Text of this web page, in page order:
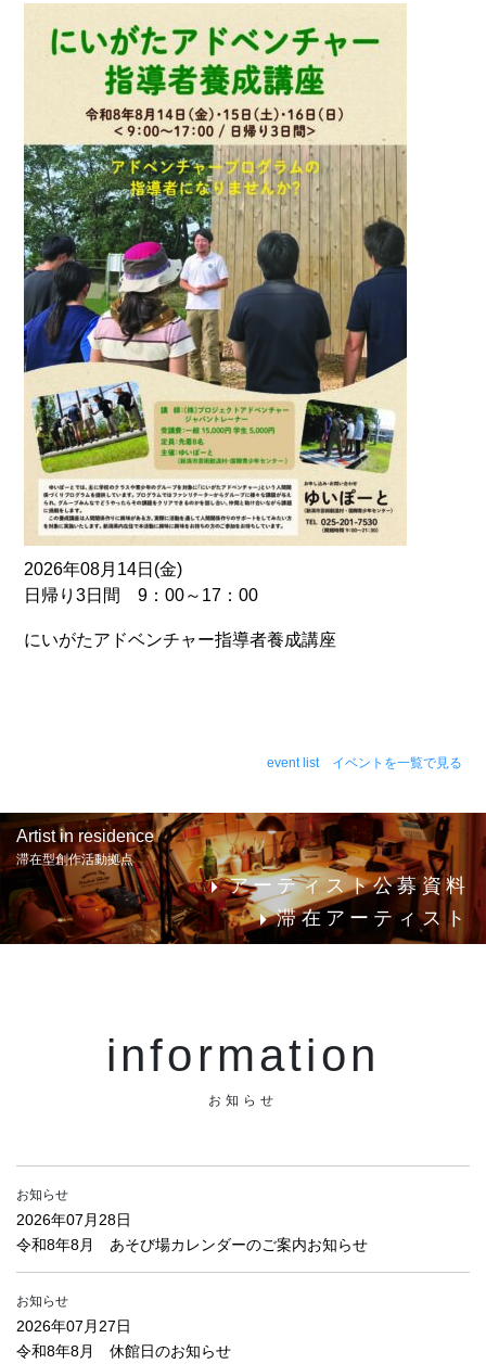
2026年08月14日(金)
日帰り3日間 9：00～17：00
にいがたアドベンチャー指導者養成講座
event list イベントを一覧で見る
Artist in residence
滞在型創作活動拠点
アーティスト公募資料
滞在アーティスト
information
お知らせ
お知らせ
2026年07月28日
令和8年8月 あそび場カレンダーのご案内お知らせ
お知らせ
2026年07月27日
令和8年8月 休館日のお知らせ